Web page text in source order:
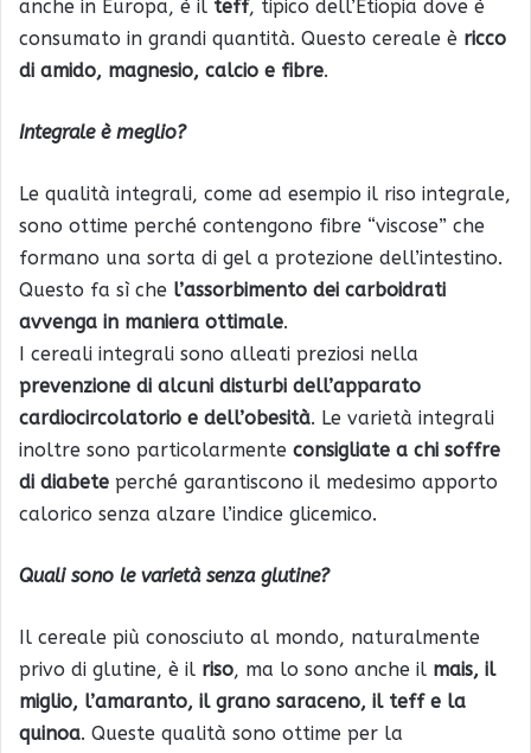
anche in Europa, è il teff, tipico dell’Etiopia dove è
consumato in grandi quantità. Questo cereale è ricco
di amido, magnesio, calcio e fibre.
Integrale è meglio?
Le qualità integrali, come ad esempio il riso integrale,
sono ottime perché contengono fibre “viscose” che
formano una sorta di gel a protezione dell’intestino.
Questo fa sì che l’assorbimento dei carboidrati
avvenga in maniera ottimale.
I cereali integrali sono alleati preziosi nella
prevenzione di alcuni disturbi dell’apparato
cardiocircolatorio e dell’obesità. Le varietà integrali
inoltre sono particolarmente consigliate a chi soffre
di diabete perché garantiscono il medesimo apporto
calorico senza alzare l’indice glicemico.
Quali sono le varietà senza glutine?
Il cereale più conosciuto al mondo, naturalmente
privo di glutine, è il riso, ma lo sono anche il mais, il
miglio, l’amaranto, il grano saraceno, il teff e la
quinoa. Queste qualità sono ottime per la